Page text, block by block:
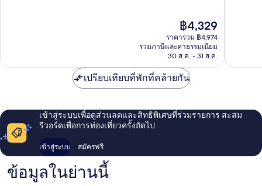
วน์แทม
ราคา
ปัจจุบัน
คือ
฿4,329
฿4,329
ราคารวม ฿4,974
รวมภาษีและค่าธรรมเนียม
30 ส.ค. - 31 ส.ค.
ปา
เปรียบเทียบที่พักที่คล้ายกัน
เข้าสู่ระบบเพื่อดูส่วนลดและสิทธิพิเศษที่ร่วมรายการ สะสม
รีวอร์ดเพื่อการท่องเที่ยวครั้งถัดไป
เข้าสู่ระบบ สมัครฟรี
ข้อมูลในย่านนี้